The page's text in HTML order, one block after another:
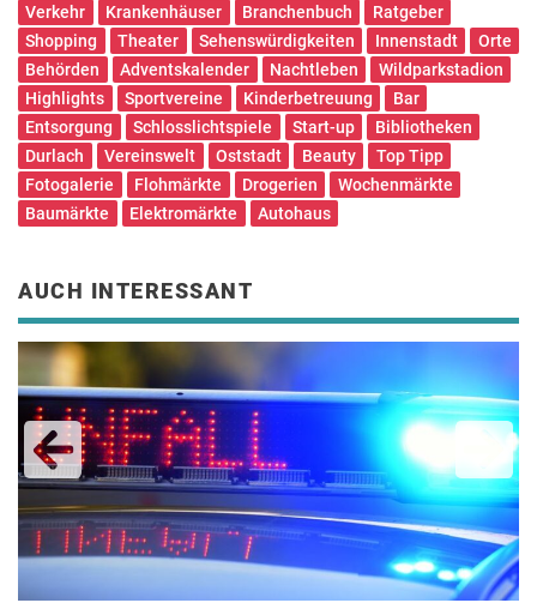
Verkehr
Krankenhäuser Branchenbuch
Ratgeber
Shopping
Theater Sehenswürdigkeiten Innenstadt
Orte
Behörden
Adventskalender Nachtleben
Wildparkstadion
Highlights
Sportvereine Kinderbetreuung
Bar
Entsorgung
Schlosslichtspiele Start-up
Bibliotheken
Durlach
Vereinswelt Oststadt Beauty
Top Tipp
Fotogalerie
Flohmärkte Drogerien
Wochenmärkte
Baumärkte
Elektromärkte Autohaus
AUCH INTERESSANT